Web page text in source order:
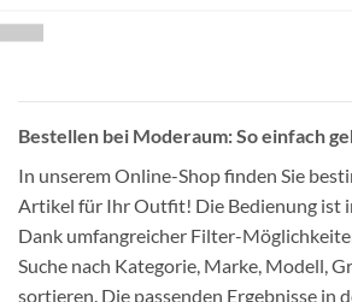
Bestellen bei Moderaum: So einfach
In unserem Online-Shop finden Sie
Artikel für Ihr Outfit! Die Bedienung ist
Dank umfangreicher Filter-
Suche nach Kategorie, Marke, Modell,
sortieren. Die passenden Ergebnisse in